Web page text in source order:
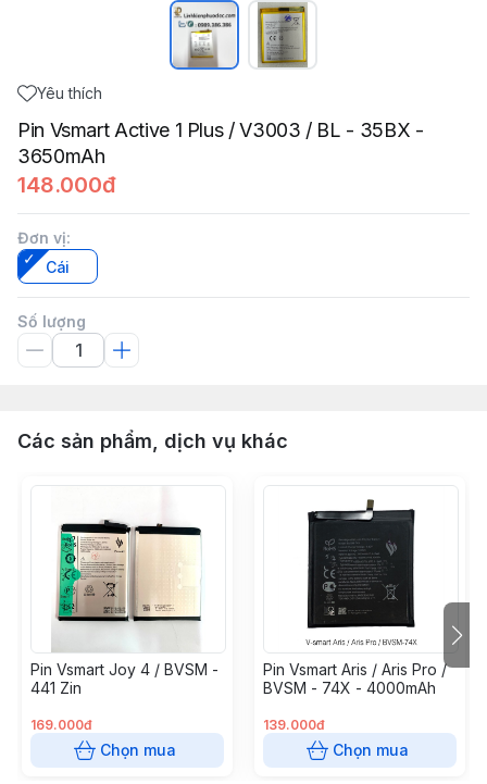
Yêu thích
Pin Vsmart Active 1 Plus / V3003 / BL - 35BX -
3650mAh
148.000đ
Đơn vị:
Cái
Số lượng
Các sản phẩm, dịch vụ khác
Pin Vsmart Joy 4 / BVSM -
441 Zin
169.000đ
Chọn mua
Pin Vsmart Aris / Aris Pro /
BVSM - 74X - 4000mAh
139.000đ
Chọn mua